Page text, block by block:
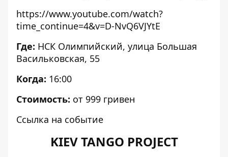
https://www.youtube.com/watch?
time_continue=4&v=D-NvQ6VJYtE
Где: НСК Олимпийский, улица Большая
Васильковская, 55
Когда: 16:00
Стоимость: от 999 гривен
Ссылка на событие
KIEV TANGO PROJECT